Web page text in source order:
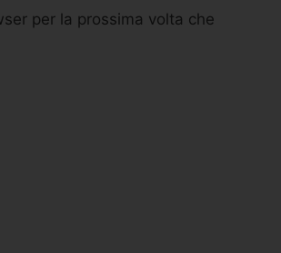
per la prossima volta che